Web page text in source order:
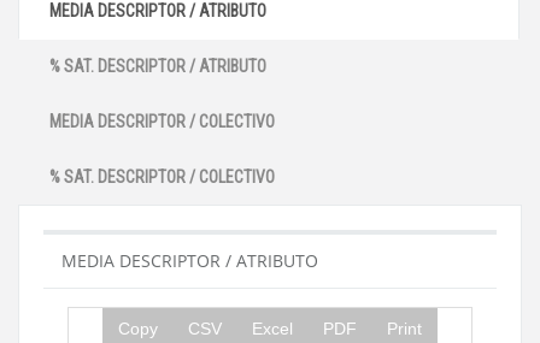
MEDIA DESCRIPTOR / ATRIBUTO
% SAT. DESCRIPTOR / ATRIBUTO
MEDIA DESCRIPTOR / COLECTIVO
% SAT. DESCRIPTOR / COLECTIVO
MEDIA DESCRIPTOR / ATRIBUTO
Copy CSV Excel PDF Print